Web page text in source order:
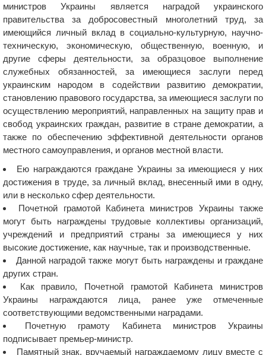
министров Украины является наградой украинского
правительства за добросовестный многолетний труд, за
имеющийся личный вклад в социально-культурную, научно-
техническую, экономическую, общественную, военную, и
другие сферы деятельности, за образцовое выполнение
служебных обязанностей, за имеющиеся заслуги перед
украинским народом в содействии развитию демократии,
становлению правового государства, за имеющиеся заслуги по
осуществлению мероприятий, направленных на защиту прав и
свобод украинских граждан, развитие в стране демократии, а
также по обеспечению эффективной деятельности органов
местного самоуправления, и органов местной власти.
Ею награждаются граждане Украины за имеющиеся у них
достижения в труде, за личный вклад, внесенный ими в одну,
или в несколько сфер деятельности.
Почетной грамотой Кабинета министров Украины также
могут быть награждены трудовые коллективы организаций,
учреждений и предприятий страны за имеющиеся у них
высокие достижение, как научные, так и производственные.
Данной наградой также могут быть награждены и граждане
других стран.
Как правило, Почетной грамотой Кабинета министров
Украины награждаются лица, ранее уже отмеченные
соответствующими ведомственными наградами.
Почетную грамоту Кабинета министров Украины
подписывает премьер-министр.
Памятный знак, вручаемый награждаемому лицу вместе с